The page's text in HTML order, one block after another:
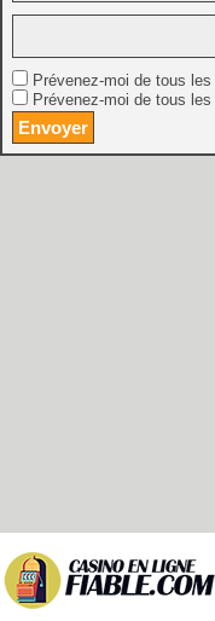
Prévenez-moi de tous
Prévenez-moi de tous